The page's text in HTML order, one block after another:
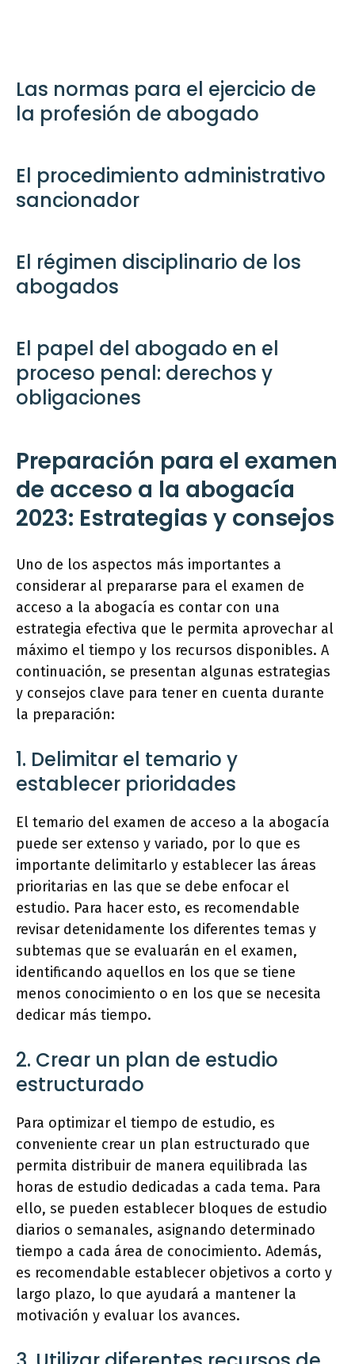
Las normas para el ejercicio de
la profesión de abogado
El procedimiento administrativo
sancionador
El régimen disciplinario de los
abogados
El papel del abogado en el
proceso penal: derechos y
obligaciones
Preparación para el examen
de acceso a la abogacía
2023: Estrategias y consejos
Uno de los aspectos más importantes a
considerar al prepararse para el examen de
acceso a la abogacía es contar con una
estrategia efectiva que le permita aprovechar al
máximo el tiempo y los recursos disponibles. A
continuación, se presentan algunas estrategias
y consejos clave para tener en cuenta durante
la preparación:
1. Delimitar el temario y
establecer prioridades
El temario del examen de acceso a la abogacía
puede ser extenso y variado, por lo que es
importante delimitarlo y establecer las áreas
prioritarias en las que se debe enfocar el
estudio. Para hacer esto, es recomendable
revisar detenidamente los diferentes temas y
subtemas que se evaluarán en el examen,
identificando aquellos en los que se tiene
menos conocimiento o en los que se necesita
dedicar más tiempo.
2. Crear un plan de estudio
estructurado
Para optimizar el tiempo de estudio, es
conveniente crear un plan estructurado que
permita distribuir de manera equilibrada las
horas de estudio dedicadas a cada tema. Para
ello, se pueden establecer bloques de estudio
diarios o semanales, asignando determinado
tiempo a cada área de conocimiento. Además,
es recomendable establecer objetivos a corto y
largo plazo, lo que ayudará a mantener la
motivación y evaluar los avances.